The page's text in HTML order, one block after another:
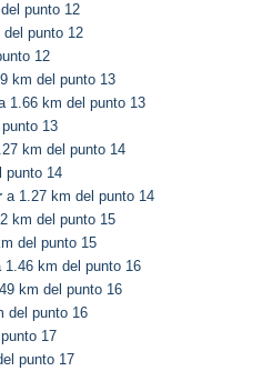
punto 12
punto 12
12
km del punto 13
1.66 km del punto 13
13
km del punto 14
punto 14
a 1.27 km del punto 14
km del punto 15
del punto 15
km del punto 16
km del punto 16
del punto 16
17
punto 17